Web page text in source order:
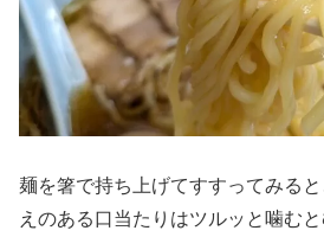
麺を箸で持ち上げてすすってみると
えのある口当たりはツルッと噛む